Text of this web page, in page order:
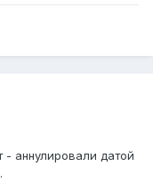
- аннулировали датой